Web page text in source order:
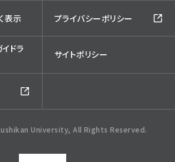
表示 プライバシーポリシー
ドラ
サイトポリシー
University, All Rights Reserved.